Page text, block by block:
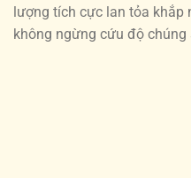
lượng tích cực lan tỏa
không ngừng cứu độ chúng